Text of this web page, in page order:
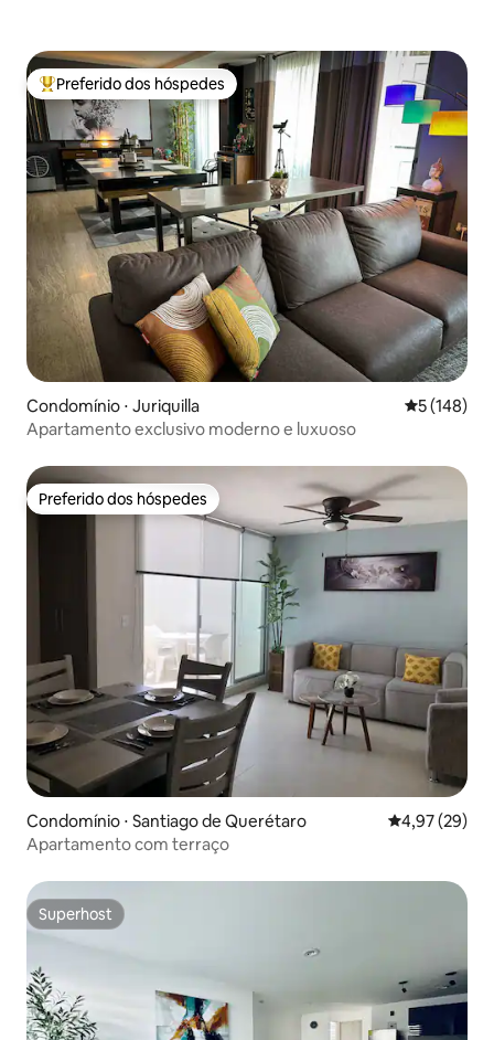
Entre os melhores preferidos dos hóspedes
Preferido dos hóspedes
Condomínio ⋅ Juriquilla 5 de uma
5 (148)
Apartamento exclusivo moderno e luxuoso
Preferido dos hóspedes
Preferido dos hóspedes
Condomínio ⋅ Santiago de Querétaro 4,97 de uma
4,97 (29)
Apartamento com terraço
Superhost
Superhost